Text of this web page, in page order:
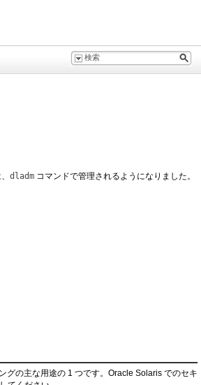
dladm コマンドで管理されるようになりました。
グの主な用途の 1 つです。Oracle Solaris でのセキ